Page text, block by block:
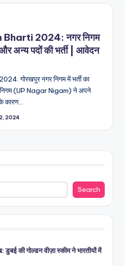
2024: नगर निगम
अन्य पदों की भर्ती | आवेदन
गोरखपुर नगर निगम में भर्ती का
निगम (UP Nagar Nigam) ने अपने
कारण…
2024
Search
की गोल्डन वीज़ा स्कीम ने भारतीयों में